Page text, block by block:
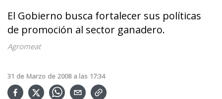
El Gobierno busca fortalecer sus políticas
de promoción al sector ganadero.
Agromeat
31 de Marzo de 2008 a las 17:34